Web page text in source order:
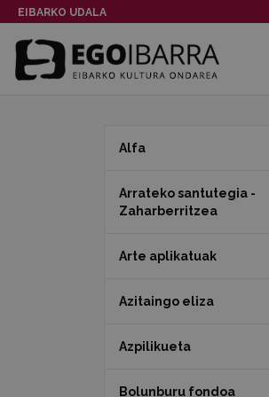
EIBARKO UDALA
Alfa
Arrateko santutegia -
Zaharberritzea
Arte aplikatuak
Azitaingo eliza
Azpilikueta
Bolunburu fondoa